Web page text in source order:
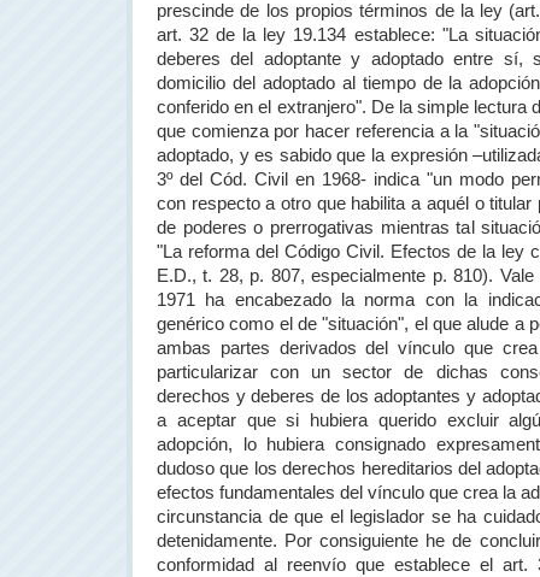
prescinde de los propios términos de la ley
art. 32 de la ley 19.134 establece: "La
deberes del adoptante y adoptado entre sí,
domicilio del adoptado al tiempo de la
conferido en el extranjero". De la simple lectura
que comienza por hacer referencia a la
adoptado, y es sabido que la expresión
3º del Cód. Civil en 1968- indica "un modo
con respecto a otro que habilita a aquél o titular
de poderes o prerrogativas mientras tal
"La reforma del Código Civil. Efectos de la ley
E.D., t. 28, p. 807, especialmente p. 810).
1971 ha encabezado la norma con la
genérico como el de "situación", el que alude a
ambas partes derivados del vínculo que
particularizar con un sector de dichas
derechos y deberes de los adoptantes y
a aceptar que si hubiera querido excluir
adopción, lo hubiera consignado
dudoso que los derechos hereditarios del
efectos fundamentales del vínculo que crea la
circunstancia de que el legislador se ha
detenidamente. Por consiguiente he de
conformidad al reenvío que establece el